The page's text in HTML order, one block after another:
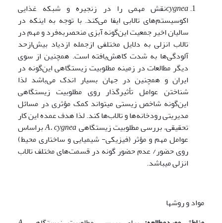
cygneaنقش مهمی را در زنجیره و شبکه غذایی
اکوسیستم‌های تالابی ایفا می‌کند. با توجه به اینکه در
سالیان اخیر جمعیت این‌گونه آبزی منحصربه‌فرد و مهم در
تالاب انزلی به دلایل مختلفی ازجمله ازدیاد بیش‌ازحد
آلودگی‌ها به شدت کاهش‌یافته است. همچنین از سوی
دیگر مطالعات در زمینه مطلوبیت زیستگاهی این‌گونه در
ایران و همچنین در جهان بسیار اندک می‌باشد لذا
شناختن عوامل تأثیرگذار روی مطلوبیت زیستگاهی
این‌گونه شاخص زیستی می­تواند کمک مؤثری در مسائل
مدیریتی رودخانه‌ها و تالاب‌ها کند. لذا هدف عمده این کار
تحقیقی، بررسی مطلوبیت زیستگاهی
A.cygnea
براساس
عوامل مهم و مؤثر (فیزیکی- شیمیایی و ساختاری محیط)
روی حضور/ عدم حضور گونه در قسمت‌های مختلف تالاب
انزلی می­باشد.
مواد و روشها